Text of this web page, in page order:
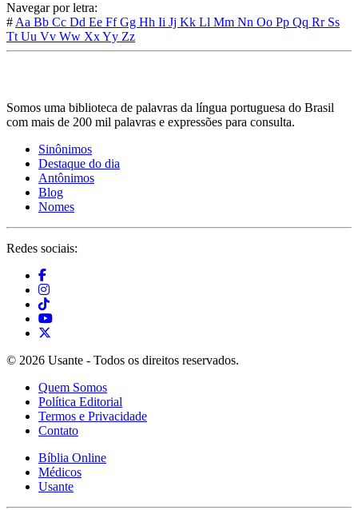
Navegar por letra:
# Aa Bb Cc Dd Ee FfGg Hh Ii Jj Kk Ll Mm Nn Oo Pp Qq Rr Ss
Tt Uu Vv Ww XxYy Zz
Somos uma biblioteca de palavras da língua portuguesa do Brasil
com mais de 200 mil palavras e expressões para consulta.
Sinônimos
Destaque do dia
Antônimos
Blog
Nomes
Redes sociais:
© 2026 Usante - Todos os direitos reservados.
Quem Somos
Política Editorial
Termos e Privacidade
Contato
Bíblia Online
Médicos
Usante